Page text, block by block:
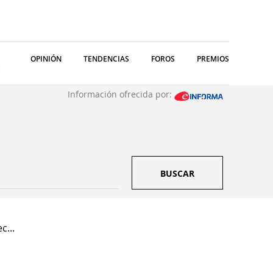
OPINIÓN TENDENCIAS FOROS PREMIOS
Información ofrecida por:
BUSCAR